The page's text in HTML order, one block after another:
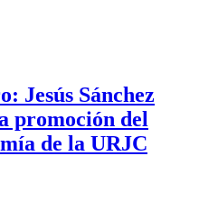
Jesús Sánchez
promoción del
de la URJC